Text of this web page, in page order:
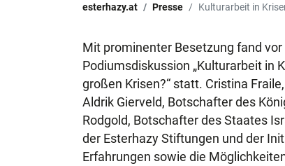
esterhazy.at Presse Kulturarbeit in
Mit prominenter Besetzung fand
Podiumsdiskussion „Kulturarbeit in
großen Krisen?“ statt. Cristina
Aldrik Gierveld, Botschafter des
Rodgold, Botschafter des Staates
der Esterhazy Stiftungen und der
Erfahrungen sowie die